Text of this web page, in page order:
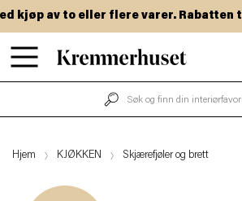
Hopp
til
kjøp av to eller flere varer. Rabatten
Hjem KJØKKEN Skjærefjøler og brett